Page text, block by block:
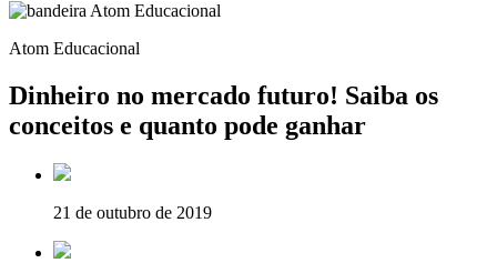
Atom Educacional
Dinheiro no mercado futuro! Saiba os
conceitos e quanto pode ganhar
21 de outubro de 2019